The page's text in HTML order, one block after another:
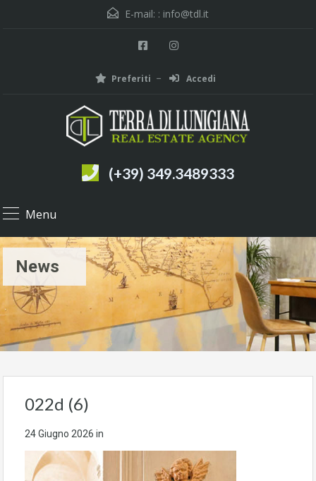
E-mail: : info@tdl.it
Preferiti Accedi
(+39) 349.3489333
Menu
News
022d (6)
24 Giugno 2026 in